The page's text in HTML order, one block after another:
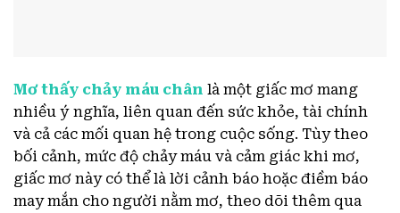
Mơ thấy chảy máu chân là một giấc mơ mang
nhiều ý nghĩa, liên quan đến sức khỏe, tài chính
và cả các mối quan hệ trong cuộc sống. Tùy theo
bối cảnh, mức độ chảy máu và cảm giác khi mơ,
giấc mơ này có thể là lời cảnh báo hoặc điềm báo
may mắn cho người nằm mơ, theo dõi thêm qua